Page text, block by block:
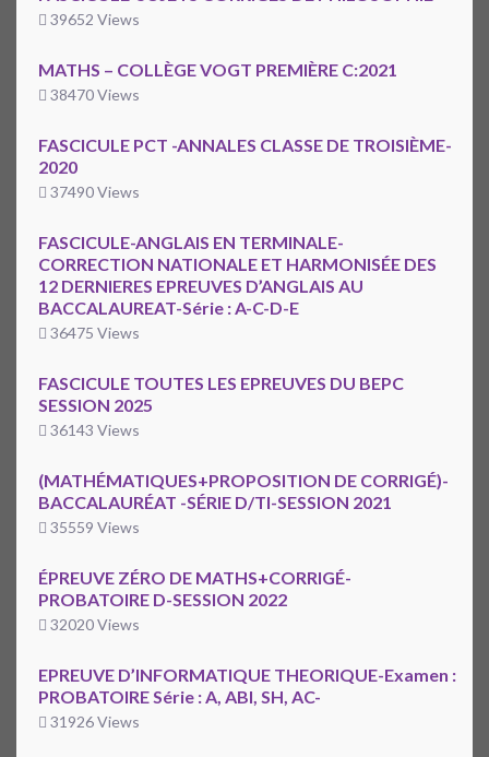
39652 Views
MATHS – COLLÈGE VOGT PREMIÈRE C:2021
38470 Views
FASCICULE PCT -ANNALES CLASSE DE TROISIÈME-
2020
37490 Views
FASCICULE-ANGLAIS EN TERMINALE-
CORRECTION NATIONALE ET HARMONISÉE DES
12 DERNIERES EPREUVES D’ANGLAIS AU
BACCALAUREAT-Série : A-C-D-E
36475 Views
FASCICULE TOUTES LES EPREUVES DU BEPC
SESSION 2025
36143 Views
(MATHÉMATIQUES+PROPOSITION DE CORRIGÉ)-
BACCALAURÉAT -SÉRIE D/TI-SESSION 2021
35559 Views
ÉPREUVE ZÉRO DE MATHS+CORRIGÉ-
PROBATOIRE D-SESSION 2022
32020 Views
EPREUVE D’INFORMATIQUE THEORIQUE-Examen :
PROBATOIRE Série : A, ABI, SH, AC-
31926 Views